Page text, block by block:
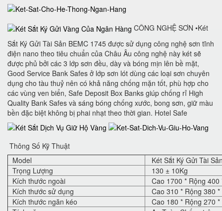
CÔNG NGHỆ SƠN •Két
Sắt Ký Gửi Tài Sản BEMC 1745 được sử dụng công nghệ sơn tĩnh
điện nano theo tiêu chuẩn của Châu Âu công nghệ này két sẽ
được phủ bởi các 3 lớp sơn đều, dày và bóng mịn lên bề mặt,
Good Service Bank Safes ở lớp sơn lót dùng các loại sơn chuyên
dụng cho tàu thuỷ nên có khả năng chống mặn tốt, phù hợp cho
các vùng ven biển, Safe Deposit Box Banks‎ giúp chống rỉ High
Quality Bank Safes và sáng bóng chống xước, bong sơn, giữ màu
bền đặc biệt không bị phai nhạt theo thời gian. Hotel Safe
Thông Số Kỹ Thuật
Model
Két Sắt Ký Gửi Tài
Trọng Lượng
130 ± 10Kg
Kích thước ngoài
Cao 1700 * Rộng
Kích thước sử dụng
Cao 310 * Rộng 380
Kích thước ngăn kéo
Cao 180 * Rộng 270